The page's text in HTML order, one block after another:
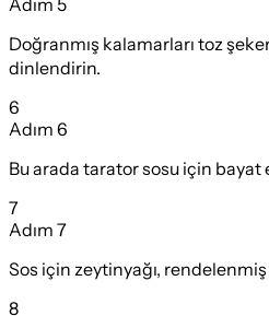
Doğranmış kalamarları toz
dinlendirin.
6
Adım 6
Bu arada tarator sosu için bayat
7
Adım 7
Sos için zeytinyağı, rendelenmiş
8